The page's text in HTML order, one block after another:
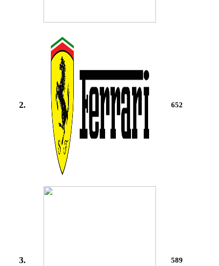
2. 652
3. 589